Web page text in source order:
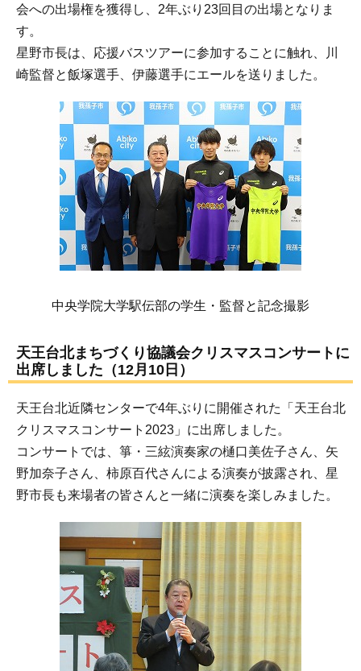
会への出場権を獲得し、2年ぶり23回目の出場となりま
す。
星野市長は、応援バスツアーに参加することに触れ、川
崎監督と飯塚選手、伊藤選手にエールを送りました。
中央学院大学駅伝部の学生・監督と記念撮影
天王台北まちづくり協議会クリスマスコンサートに
出席しました（12月10日）
天王台北近隣センターで4年ぶりに開催された「天王台北
クリスマスコンサート2023」に出席しました。
コンサートでは、箏・三絃演奏家の樋口美佐子さん、矢
野加奈子さん、柿原百代さんによる演奏が披露され、星
野市長も来場者の皆さんと一緒に演奏を楽しみました。